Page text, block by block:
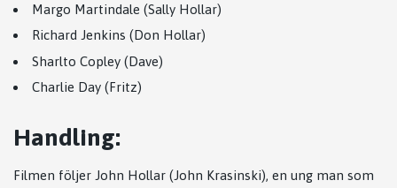
Margo Martindale (Sally Hollar)
Richard Jenkins (Don Hollar)
Sharlto Copley (Dave)
Charlie Day (Fritz)
Handling:
Filmen följer John Hollar (John Krasinski), en ung man som